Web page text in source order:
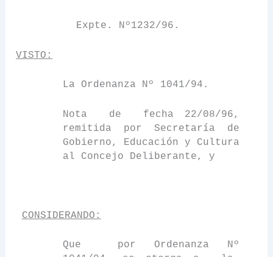
Expte. Nº1232/96.
VISTO:
La Ordenanza Nº 1041/94.
Nota de
fecha 22/08/96,
remitida
por Secretaría
de
Gobierno, Educación y Cultura
al Concejo Deliberante, y
CONSIDERANDO:
Que
por Ordenanza Nº